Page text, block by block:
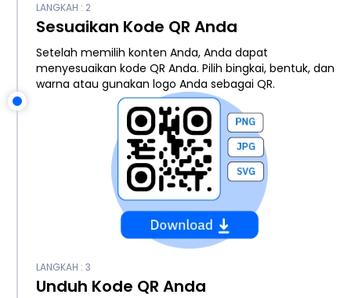
LANGKAH : 2
Sesuaikan Kode QR Anda
Setelah memilih konten Anda, Anda dapat
menyesuaikan kode QR Anda. Pilih bingkai, bentuk, dan
warna atau gunakan logo Anda sebagai QR.
LANGKAH : 3
Unduh Kode QR Anda